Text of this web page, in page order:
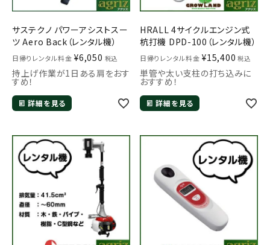
サステクノ パワーアシストスー
ツ Aero Back（レンタル機）
日帰りレンタル料金 ¥6,050 税込
持上げ作業が1日ある肩をおす
すめ！
詳細を見る
HRALL 4サイクルエンジン式
杭打機 DPD-100（レンタル機）
日帰りレンタル料金 ¥15,400 税込
単管や太い支柱の打ち込みに
おすすめ！
詳細を見る